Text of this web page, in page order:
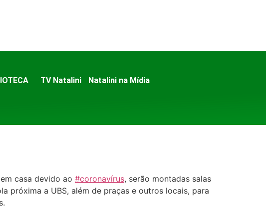
TV Natalini
Natalini na Mídia
casa devido ao #coronavírus, serão montadas salas
próxima a UBS, além de praças e outros locais, para